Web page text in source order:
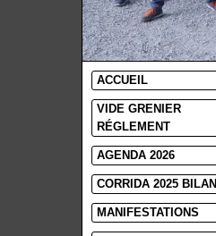
ACCUEIL
VIDE GRENIER
RÉGLEMENT
AGENDA 2026
CORRIDA 2025 BILAN
MANIFESTATIONS